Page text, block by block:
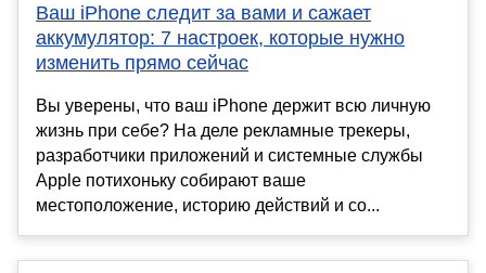
Ваш iPhone следит за вами и сажает
аккумулятор: 7 настроек, которые нужно
изменить прямо сейчас
Вы уверены, что ваш iPhone держит всю личную
жизнь при себе? На деле рекламные трекеры,
разработчики приложений и системные службы
Apple потихоньку собирают ваше
местоположение, историю действий и со...